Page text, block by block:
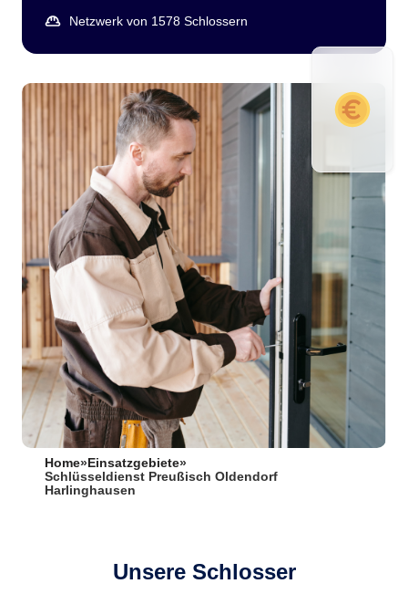
Netzwerk von 1578 Schlossern
Home» Einsatzgebiete»
Schlüsseldienst Preußisch Oldendorf
Harlinghausen
Unsere Schlosser